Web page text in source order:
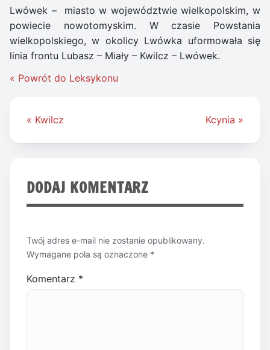
Lwówek – miasto w województwie wielkopolskim, w
powiecie nowotomyskim. W czasie Powstania
wielkopolskiego, w okolicy Lwówka uformowała się
linia frontu Lubasz – Miały – Kwilcz – Lwówek.
« Powrót do Leksykonu
Nawigacja
« Kwilcz Kcynia »
DODAJ KOMENTARZ
Twój adres e-mail nie zostanie opublikowany.
Wymagane pola są oznaczone *
Komentarz *